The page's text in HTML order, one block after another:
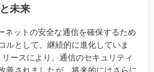
未来
ネットの安全な通信を確保するため
ルとして、継続的に進化していま
ースにより、通信のセキュリティ
善されましたが、将来的にはさらに